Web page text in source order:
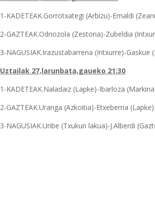
1-KADETEAK.Gorrotxategi (Arbizu)-Emaldi
2-GAZTEAK.Odriozola (Zestona)-Zubeldia
3-NAGUSIAK.Irazustabarrena (Intxurre)-Gaskue
Uztailak 27,larunbata,gaueko 21:30
1-KADETEAK.Naladaiz (Lapke)-Ibarloza
2-GAZTEAK.Uranga (Azkoitia)-Etxeberria (Lapke)
3-NAGUSIAK.Uribe (Txukun lakua)-J.Alberdi